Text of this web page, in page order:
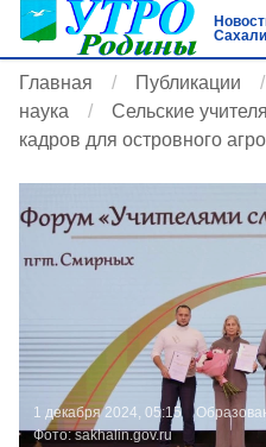
Главная Публикации
наука
Сельские
кадров для островного
1 декабря 2024, 05:15
Фото:sakhalin.gov.ru